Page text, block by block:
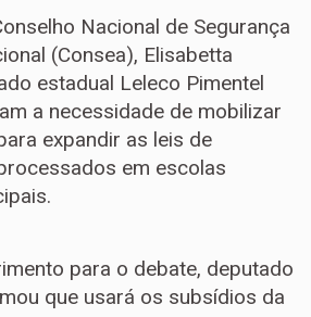
Nacional de Segurança
(Consea), Elisabetta
estadual Leleco Pimentel
a necessidade de mobilizar
expandir as leis de
em escolas
para o debate, deputado
que usará os subsídios da